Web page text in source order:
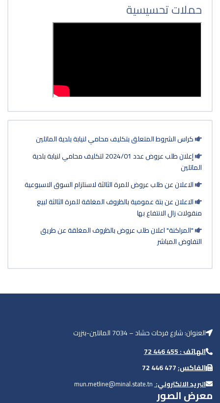
لنيابة بلدية الماتلين
إعلان طلب عروض عدد 2024/01 لتكليف محامي لنيابة بلدية
لاستلزام السوق الاسبوعية
للمرة الثالثة لبيع
المغلقة عن طريق